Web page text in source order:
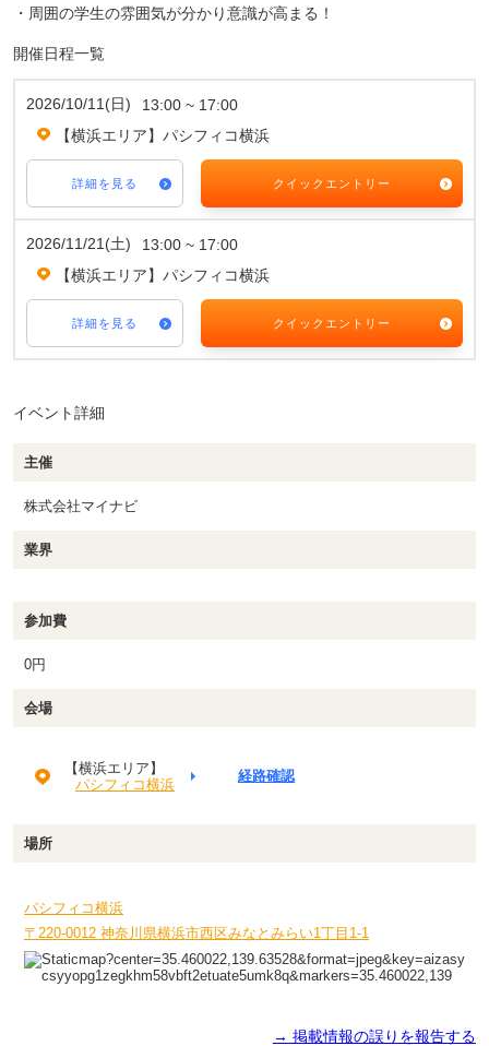
・周囲の学生の雰囲気が分かり意識が高まる！
開催日程一覧
2026/10/11(日)
13:00 ~ 17:00
【横浜エリア】パシフィコ横浜
詳細を見る クイックエントリー
2026/11/21(土)
13:00 ~ 17:00
【横浜エリア】パシフィコ横浜
詳細を見る クイックエントリー
イベント詳細
主催
株式会社マイナビ
業界
参加費
0円
会場
【横浜エリア】
パシフィコ横浜
経路確認
場所
パシフィコ横浜
〒220-0012 神奈川県横浜市西区みなとみらい1丁目1-1
→ 掲載情報の誤りを報告する